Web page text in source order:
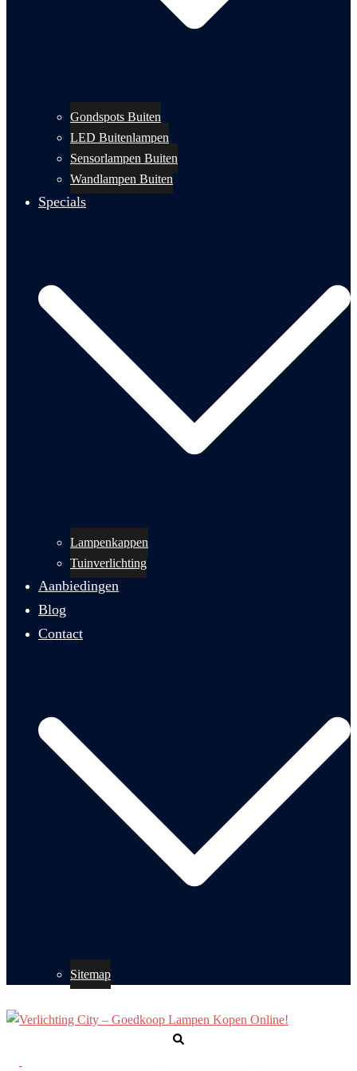
Gondspots Buiten
LED Buitenlampen
Sensorlampen Buiten
Wandlampen Buiten
Specials
Lampenkappen
Tuinverlichting
Aanbiedingen
Blog
Contact
Sitemap